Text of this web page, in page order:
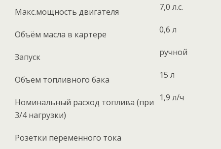
Макс.мощность двигателя
7,0 л.с.
Объём масла в картере 0,6 л
Запуск ручной
Объем топливного бака 15 л
Номинальный расход топлива (при
3/4 нагрузки)
1,9 л/ч
Розетки переменного тока